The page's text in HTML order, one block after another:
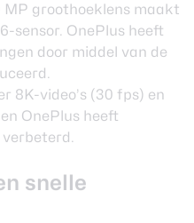
MP groothoeklens maakt
sensor. OnePlus heeft
door middel van de
8K-video’s (30 fps) en
OnePlus heeft
snelle